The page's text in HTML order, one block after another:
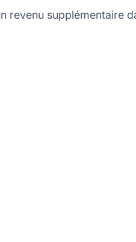
revenu supplémentaire